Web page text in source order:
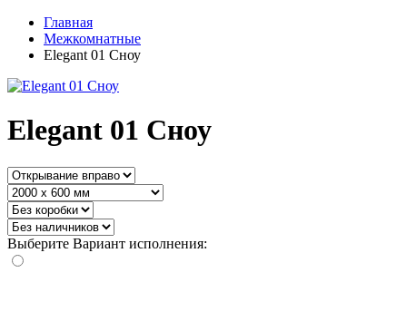
Главная
Межкомнатные
Elegant 01 Сноу
Elegant 01 Сноу
Выберите Вариант исполнения: